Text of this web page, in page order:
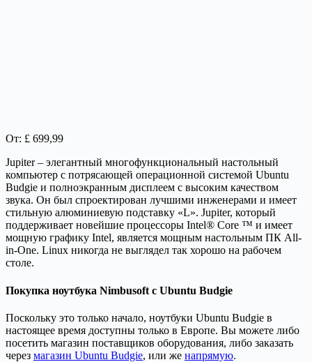
От: £ 699,99
Jupiter – элегантный многофункциональный настольный
компьютер с потрясающей операционной системой Ubuntu
Budgie и полноэкранным дисплеем с высоким качеством
звука. Он был спроектирован лучшими инженерами и имеет
стильную алюминиевую подставку «L». Jupiter, который
поддерживает новейшие процессоры Intel® Core ™ и имеет
мощную графику Intel, является мощным настольным ПК All-
in-One. Linux никогда не выглядел так хорошо на рабочем
столе.
Покупка ноутбука Nimbusoft с Ubuntu Budgie
Поскольку это только начало, ноутбуки Ubuntu Budgie в
настоящее время доступны только в Европе. Вы можете либо
посетить магазин поставщиков оборудования, либо заказать
через магазин Ubuntu Budgie, или же напрямую.